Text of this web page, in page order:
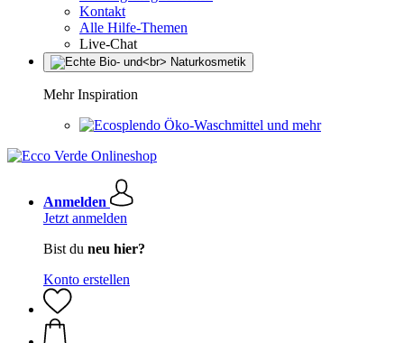
Kontakt
Alle Hilfe-Themen
Live-Chat
Mehr Inspiration
Öko-Waschmittel und mehr
Anmelden
Jetzt anmelden
Bist du neu hier?
Konto erstellen